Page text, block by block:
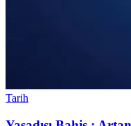
Tarih